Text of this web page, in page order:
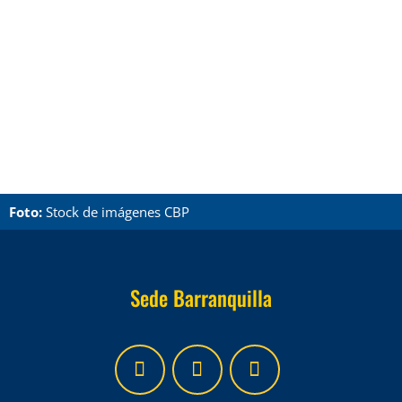
Foto: Stock de imágenes CBP
Sede Barranquilla